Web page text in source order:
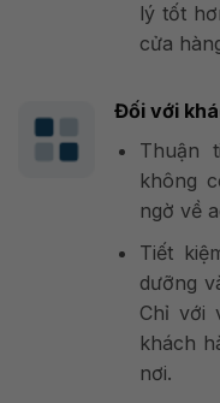
lý tốt
cửa
Đối với
Thuận
không
ngờ về
Tiết
dưỡng
Chỉ với
khách
nơi.